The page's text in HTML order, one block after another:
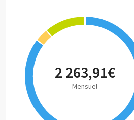
2 263,91€
Mensuel